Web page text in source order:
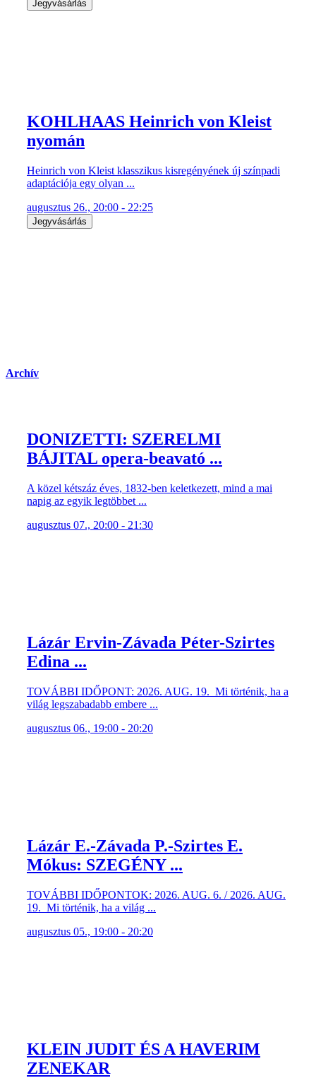
Jegyvásárlás
KOHLHAAS Heinrich von Kleist
nyomán
Heinrich von Kleist klasszikus kisregényének új színpadi
adaptációja egy olyan ...
augusztus 26., 20:00 - 22:25
Jegyvásárlás
Archív
DONIZETTI: SZERELMI
BÁJITAL opera-beavató ...
A közel kétszáz éves, 1832-ben keletkezett, mind a mai
napig az egyik legtöbbet ...
augusztus 07., 20:00 - 21:30
Lázár Ervin-Závada Péter-Szirtes
Edina ...
TOVÁBBI IDŐPONT: 2026. AUG. 19. Mi történik, ha a
világ legszabadabb embere ...
augusztus 06., 19:00 - 20:20
Lázár E.-Závada P.-Szirtes E.
Mókus: SZEGÉNY ...
TOVÁBBI IDŐPONTOK: 2026. AUG. 6. / 2026. AUG.
19. Mi történik, ha a világ ...
augusztus 05., 19:00 - 20:20
KLEIN JUDIT ÉS A HAVERIM
ZENEKAR